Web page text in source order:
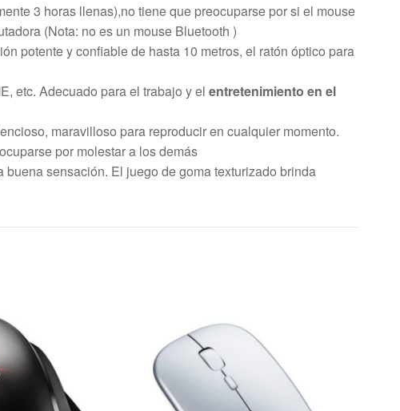
3 horas llenas),no tiene que preocuparse por si el mouse
(Nota: no es un mouse Bluetooth )
potente y confiable de hasta 10 metros, el ratón óptico para
etc. Adecuado para el trabajo y el entretenimiento en el
maravilloso para reproducir en cualquier momento.
por molestar a los demás
sensación. El juego de goma texturizado brinda